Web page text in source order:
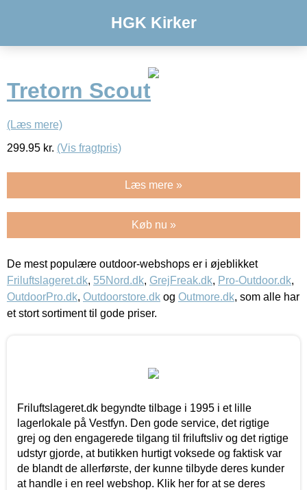
HGK Kirker
Tretorn Scout
(Læs mere)
299.95 kr. (Vis fragtpris)
Læs mere »
Køb nu »
De mest populære outdoor-webshops er i øjeblikket
Friluftslageret.dk, 55Nord.dk, GrejFreak.dk, Pro-Outdoor.dk,
OutdoorPro.dk, Outdoorstore.dk og Outmore.dk, som alle har
et stort sortiment til gode priser.
Friluftslageret.dk begyndte tilbage i 1995 i et lille
lagerlokale på Vestfyn. Den gode service, det rigtige
grej og den engagerede tilgang til friluftsliv og det rigtige
udstyr gjorde, at butikken hurtigt voksede og faktisk var
de blandt de allerførste, der kunne tilbyde deres kunder
at handle i en reel webshop. Klik her for at se deres